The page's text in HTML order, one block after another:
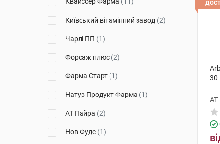
Київський вітамінний завод (2)
Чарлі ПП (1)
Форсаж плюс (2)
Фарма Старт (1)
Натур Продукт Фарма (1)
АТ Пайра (2)
Нов Фудс (1)
30
АТ